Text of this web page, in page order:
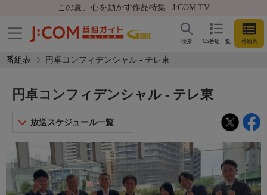
この夏、心を動かす作品特集 | J:COM TV
CS番組一覧 番組表
検索
番組表 円卓コンフィデンシャル - テレ東
円卓コンフィデンシャル - テレ東
放送スケジュール一覧